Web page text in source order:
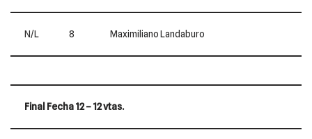
N/L 8 Maximiliano Landaburo
Final Fecha 12 – 12 vtas.